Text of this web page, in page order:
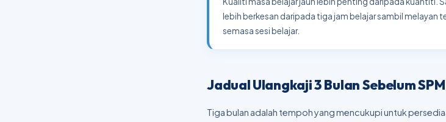
lebih berkesan daripada tiga jam belajar sambil melayan
semasa sesi belajar.
Jadual Ulangkaji 3 Bulan Sebelum SPM
Tiga bulan adalah tempoh yang mencukupi untuk